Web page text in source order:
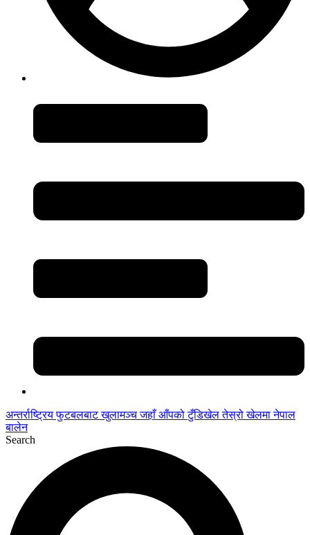
अन्तर्राष्ट्रिय फुटबलबाट खुलामञ्च जहाँ आँपको टुँडिखेल तेस्रो खेलमा नेपाल
बालेन
Search